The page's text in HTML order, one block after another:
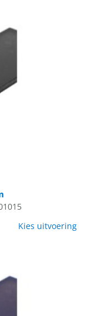
Kies uitvoering